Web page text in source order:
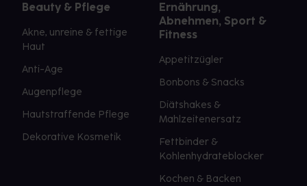
Beauty & Pflege
Akne, unreine & fettige
Haut
Anti-Age
Augenpflege
Hautstraffende Pflege
Dekorative Kosmetik
Ernährung,
Abnehmen, Sport &
Fitness
Appetitzügler
Bonbons & Snacks
Diätshakes &
Mahlzeitenersatz
Fettbinder &
Kohlenhydrateblocker
Kochen & Backen